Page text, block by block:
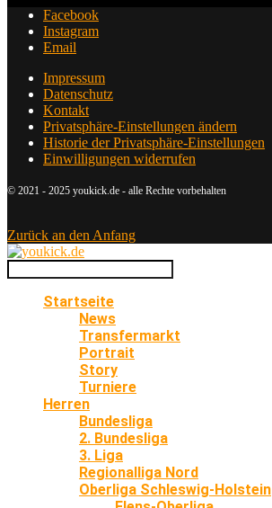
Facebook
Instagram
Email
Impressum
Datenschutz
Kontakt
Privatsphäre-Einstellungen ändern
Historie der Privatsphäre-Einstellungen
Einwilligungen widerrufen
© 2021 - 2025 youkick.de - alle Rechte vorbehalten
Zurück an den Anfang
Startseite
News
Transfermarkt
Portrait
Story
Turniere
Herren
Bundesliga
2. Bundesliga
3. Liga
Regionalliga Nord
Oberliga Schleswig-Holstein